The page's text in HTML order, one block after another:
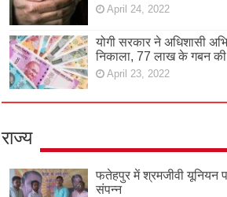
April 24, 2022
योगी सरकार ने अधिशासी
निकाला, 77 लाख के गबन की
April 23, 2022
राज्य
फतेहपुर में श्रमजीवी यूनियन
संपन्न